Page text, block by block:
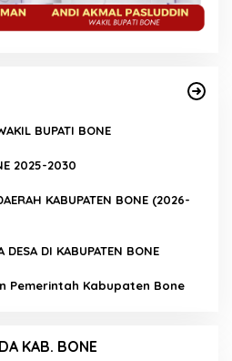
BUPATI BONE
2025-2030
KABUPATEN BONE (2026-
DESA DI KABUPATEN BONE
Pemerintah Kabupaten Bone
KAB. BONE